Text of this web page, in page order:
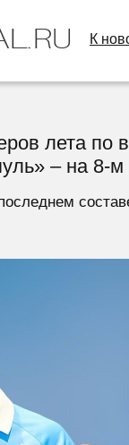
К
лета по
– на 8-м